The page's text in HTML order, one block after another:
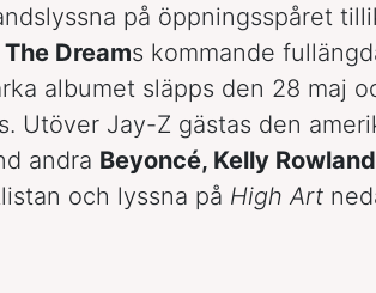
på öppningsspåret
The Dreams kommande
albumet släpps den 28 maj
Utöver Jay-Z gästas den
andra Beyoncé, Kelly
och lyssna på High Art